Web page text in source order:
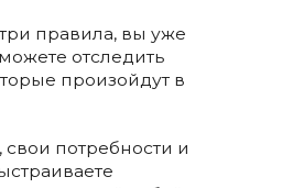
правила, вы уже
отследить
произойдут в
потребности и